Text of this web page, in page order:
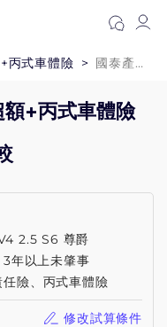
丙式車體險 國泰產險強制險+第三+超額+丙式車體險
+丙式車體險
2.5 S6 尊爵
年以上未肇事
險、丙式車體險
修改試算條件